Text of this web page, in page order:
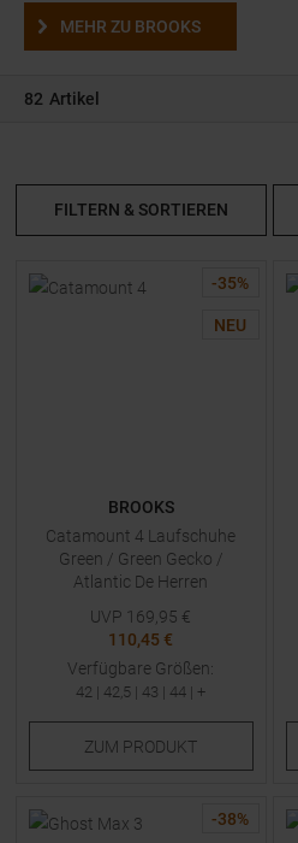
MEHR ZU BROOKS
82 Artikel
FILTERN & SORTIEREN
-35%
NEU
BROOKS
Catamount 4 Laufschuhe
Green / Green Gecko /
Atlantic De Herren
UVP 169,95 €
110,45 €
Verfügbare Größen:
42 | 42,5 | 43 | 44 | +
ZUM PRODUKT
-38%